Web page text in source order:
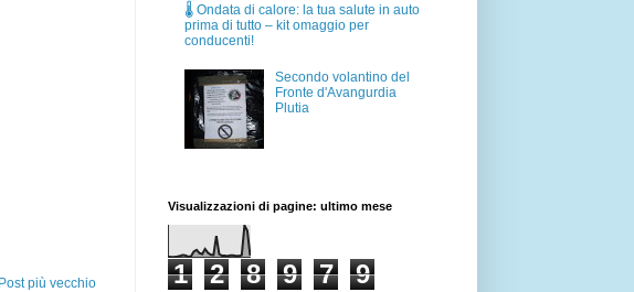
Post più vecchio
🌡️ Ondata di calore: la tua salute in auto
prima di tutto – kit omaggio per
conducenti!
Secondo volantino del
Fronte d'Avangurdia
Plutia
Visualizzazioni di pagine: ultimo mese
1 2 8 9 7 9